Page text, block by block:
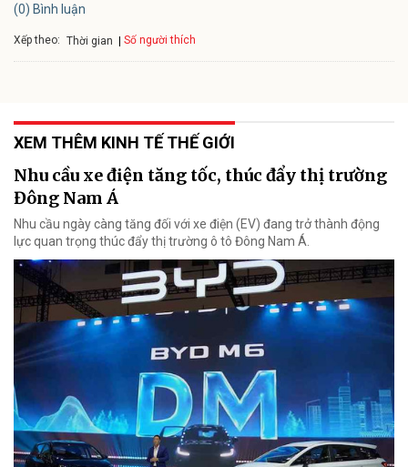
(0) Bình luận
Xếp theo: Thời gian Số người thích
XEM THÊM KINH TẾ THẾ GIỚI
Nhu cầu xe điện tăng tốc, thúc đẩy thị trường
Đông Nam Á
Nhu cầu ngày càng tăng đối với xe điện (EV) đang trở thành động
lực quan trọng thúc đẩy thị trường ô tô Đông Nam Á.